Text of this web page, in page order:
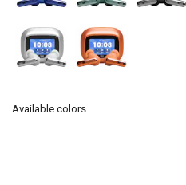
Available colors